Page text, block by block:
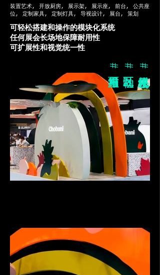
装置艺术, 开放厨房, 展示架, 展示座, 前台, 公共座
位, 定制家具, 定制灯具, 导视设计, 展台, 策划
可轻松搭建和操作的模块化系统
任何展会长场地保障耐用性
可扩展性和视觉统一性
#模块化系统
#社区互动
#可重组布局